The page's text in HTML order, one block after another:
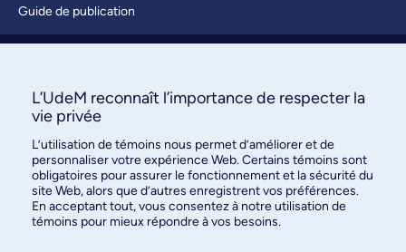
Guide de publication
À propos / Nous joindre
L’UdeM reconnaît l’importance de respecter la
vie privée
L’utilisation de témoins nous permet d’améliorer et de
personnaliser votre expérience Web. Certains témoins sont
obligatoires pour assurer le fonctionnement et la sécurité du
site Web, alors que d’autres enregistrent vos préférences.
En acceptant tout, vous consentez à notre utilisation de
témoins pour mieux répondre à vos besoins.